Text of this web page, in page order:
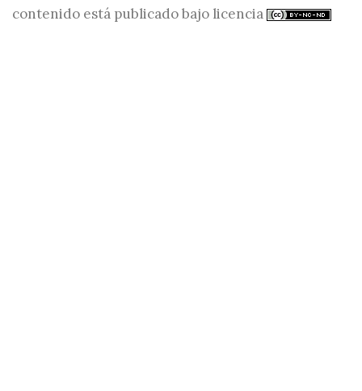
contenido está publicado bajo licencia